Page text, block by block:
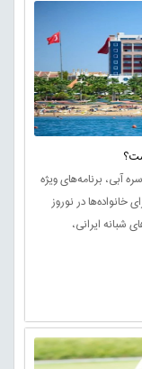
سلین آنتالیا با ۲ استخر روباز آب‌گرم، ۱۴ سرسره آبی، برنامه‌های ویژه
خانواده‌ها در نوروز
شبانه ایرانی،